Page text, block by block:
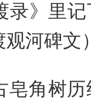
录》里
观河碑文
皂角树